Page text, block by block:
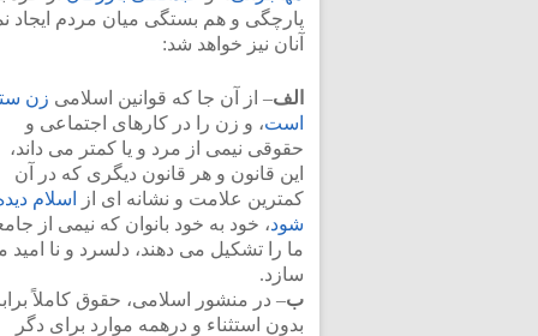
پارچگی و هم بستگی میان مردم ایجاد
آنان نیز خواهد شد:
الف– از آن جا که قوانین اسلامی زن
است، و زن را در کارهای اجتماعی و
حقوقی نیمی از مرد و یا کمتر می داند،
این قانون و هر قانون دیگری که در آن
کمترین علامت و نشانه ای از
اسلام
شود، خود به خود بانوان که نیمی از
ما را تشکیل می دهند، دلسرد و نا امید
سازد.
ب– در منشور اسلامی، حقوق کاملاً
بدون استثناء و درهمه موارد برای دگر